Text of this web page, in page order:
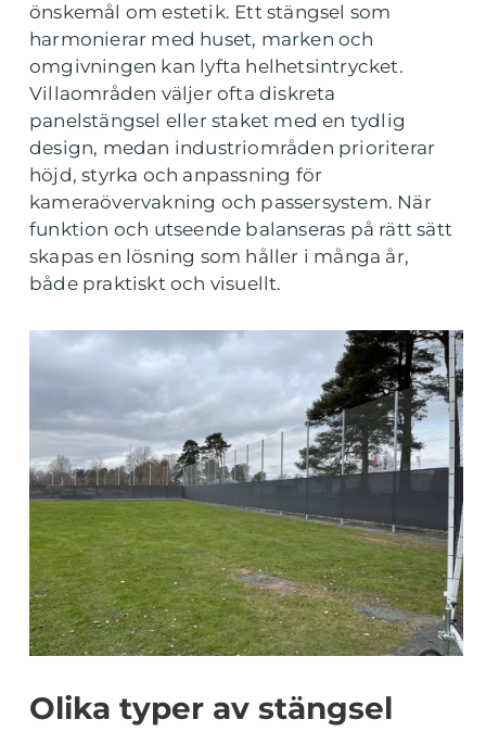
önskemål om estetik. Ett stängsel som
harmonierar med huset, marken och
omgivningen kan lyfta helhetsintrycket.
Villaområden väljer ofta diskreta
panelstängsel eller staket med en tydlig
design, medan industriområden prioriterar
höjd, styrka och anpassning för
kameraövervakning och passersystem. När
funktion och utseende balanseras på rätt sätt
skapas en lösning som håller i många år,
både praktiskt och visuellt.
Olika typer av stängsel